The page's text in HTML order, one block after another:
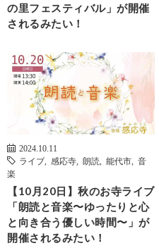
の里フェスティバル」が開催
されるみたい！
2024.10.11
ライブ
感応寺 朗読 能代市
音
楽
【10月20日】秋のお寺ライブ
「朗読と音楽〜ゆったりと心
と向き合う優しい時間〜」が
開催されるみたい！